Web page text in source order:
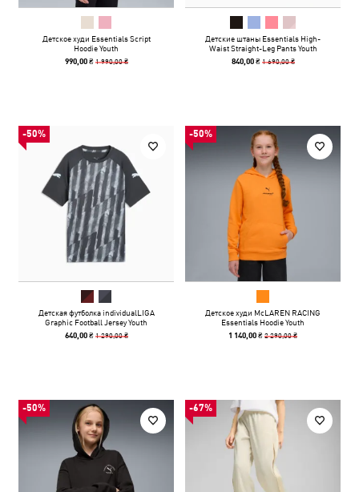
Детское худи Essentials Script
Hoodie Youth
990,00 ₴ 1 990,00 ₴
Детские штаны Essentials High-
Waist Straight-Leg Pants Youth
840,00 ₴ 1 690,00 ₴
-50%
Детская футболка individualLIGA
Graphic Football Jersey Youth
640,00 ₴ 1 290,00 ₴
-50%
Детское худи McLAREN RACING
Essentials Hoodie Youth
1 140,00 ₴2 290,00 ₴
-50% -67%